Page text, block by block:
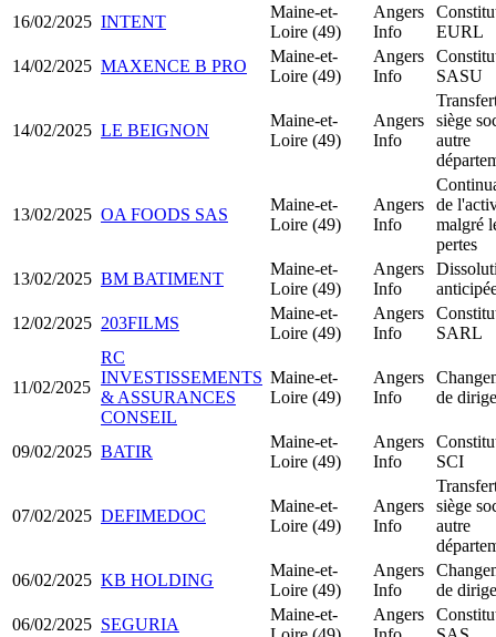
16/02/2025 INTENT
Maine-et-
Loire (49)
Angers
Info
EURL
14/02/2025 MAXENCE B PRO
Maine-et-
Loire (49)
Angers
Info
SASU
14/02/2025 LE BEIGNON
Maine-et-
Loire (49)
Angers
Info
siège
autre
13/02/2025 OA FOODS SAS
Maine-et-
Loire (49)
Angers
Info
de
malgré
pertes
13/02/2025 BM BATIMENT
Maine-et-
Loire (49)
Angers
Info
12/02/2025 203FILMS
Maine-et-
Loire (49)
Angers
Info
SARL
11/02/2025
RC
INVESTISSEMENTS
& ASSURANCES
CONSEIL
Maine-et-
Loire (49)
Angers
Info
de
09/02/2025 BATIR
Maine-et-
Loire (49)
Angers
Info
SCI
07/02/2025 DEFIMEDOC
Maine-et-
Loire (49)
Angers
Info
siège
autre
06/02/2025 KB HOLDING
Maine-et-
Loire (49)
Angers
Info
de
06/02/2025 SEGURIA
Maine-et-
Angers